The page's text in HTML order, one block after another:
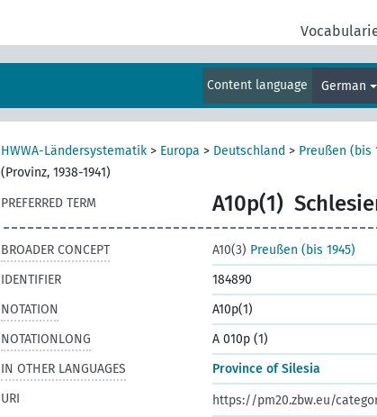
Content language German
HWWA-Ländersystematik > Europa > Deutschland > Preußen (bis
(Provinz, 1938-1941)
PREFERRED TERM
A10p(1)
BROADER CONCEPT A10(3) Preußen (bis 1945)
IDENTIFIER
184890
NOTATION
A10p(1)
NOTATIONLONG
A 010p (1)
IN OTHER LANGUAGES
Province of Silesia
URI
https://pm20.zbw.eu/